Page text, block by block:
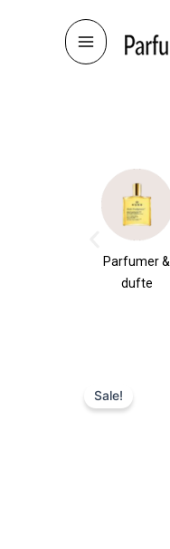
Parfumer &
dufte
Sale!